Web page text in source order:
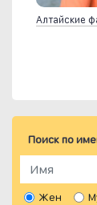
Алтайские
Поиск по
Жен